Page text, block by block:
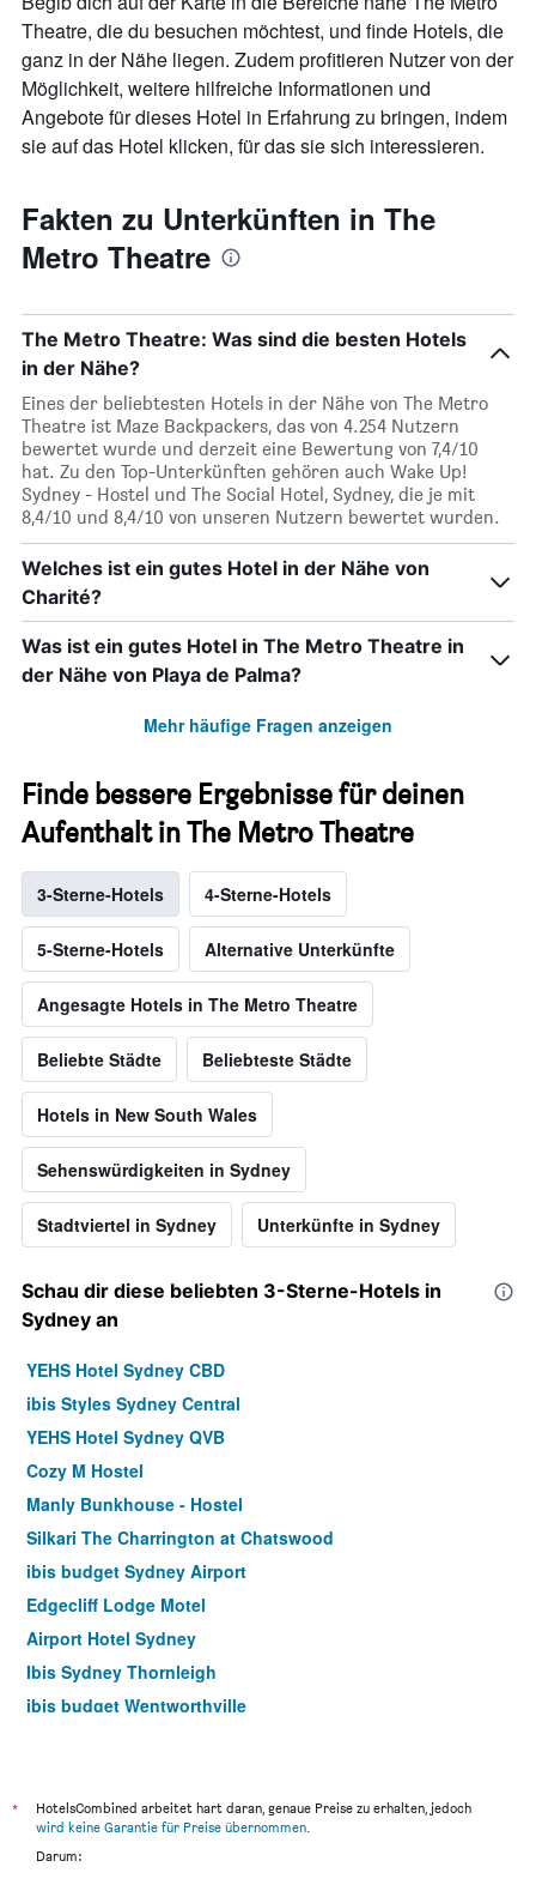
Theatre, die du besuchen möchtest, und finde Hotels, die
ganz in der Nähe liegen. Zudem profitieren Nutzer von der
Möglichkeit, weitere hilfreiche Informationen und
Angebote für dieses Hotel in Erfahrung zu bringen, indem
sie auf das Hotel klicken, für das sie sich interessieren.
Fakten zu Unterkünften in The
Metro Theatre
The Metro Theatre: Was sind die besten Hotels
in der Nähe?
Eines der beliebtesten Hotels in der Nähe von The Metro
Theatre ist Maze Backpackers, das von 4.254 Nutzern
bewertet wurde und derzeit eine Bewertung von 7,4/10
hat. Zu den Top-Unterkünften gehören auch Wake Up!
Sydney - Hostel und The Social Hotel, Sydney, die je mit
8,4/10 und 8,4/10 von unseren Nutzern bewertet wurden.
Welches ist ein gutes Hotel in der Nähe von
Charité?
Was ist ein gutes Hotel in The Metro Theatre in
der Nähe von Playa de Palma?
Mehr häufige Fragen anzeigen
Finde bessere Ergebnisse für deinen
Aufenthalt in The Metro Theatre
3-Sterne-Hotels 4-Sterne-Hotels
5-Sterne-Hotels Alternative Unterkünfte
Angesagte Hotels in The Metro Theatre
Beliebte Städte Beliebteste Städte
Hotels in New South Wales
Sehenswürdigkeiten in Sydney
Stadtviertel in Sydney Unterkünfte in Sydney
Schau dir diese beliebten 3-Sterne-Hotels in
Sydney an
YEHS Hotel Sydney CBD
ibis Styles Sydney Central
YEHS Hotel Sydney QVB
Cozy M Hostel
Manly Bunkhouse - Hostel
Silkari The Charrington at Chatswood
ibis budget Sydney Airport
Edgecliff Lodge Motel
Airport Hotel Sydney
Ibis Sydney Thornleigh
ibis budget Wentworthville
Yha Sydney Central
Park Regis City Centre
*
HotelsCombined arbeitet hart daran, genaue Preise zu erhalten, jedoch
wird keine Garantie für Preise übernommen.
Darum: